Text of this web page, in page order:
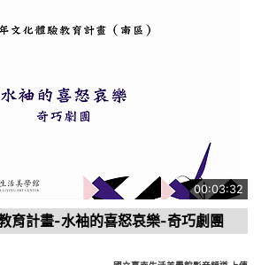
00:03:32
育計畫-水袖的喜怒哀樂-奇巧劇團